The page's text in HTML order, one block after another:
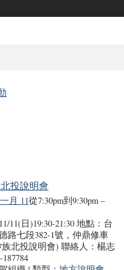
投說明會
月 11從7:30pm到9:30pm –
11(日)19:30-21:30 地點：台
路七段382-1號，仲鼎修車
北投說明會) 聯絡人：楊志